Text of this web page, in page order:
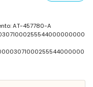
doble (de 200 por 140 cm)
individuales (de 190 por
una con 2 camas
AT-457780-A